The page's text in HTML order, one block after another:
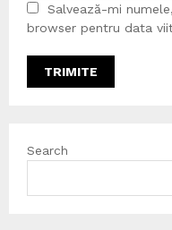
Salvează-mi
browser pentru data
Search